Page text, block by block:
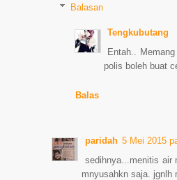
Balasan
Tengkubutang
Entah..
polis boleh buat
Balas
paridah 5 Mei 2015
sedihnya...menitis air
mnyusahkn saja. jgnlh